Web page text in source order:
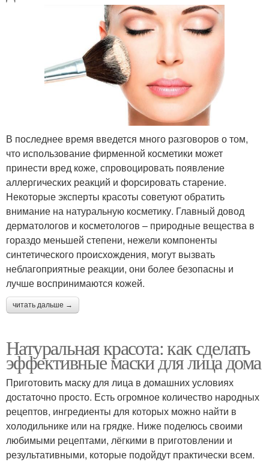
В последнее время введется много разговоров о том,
что использование фирменной косметики может
принести вред коже, спровоцировать появление
аллергических реакций и форсировать старение.
Некоторые эксперты красоты советуют обратить
внимание на натуральную косметику. Главный довод
дерматологов и косметологов – природные вещества в
гораздо меньшей степени, нежели компоненты
синтетического происхождения, могут вызвать
неблагоприятные реакции, они более безопасны и
лучше воспринимаются кожей.
читать дальше →
Натуральная красота: как сделать
эффективные маски для лица дома
Приготовить маску для лица в домашних условиях
достаточно просто. Есть огромное количество народных
рецептов, ингредиенты для которых можно найти в
холодильнике или на грядке. Ниже поделюсь своими
любимыми рецептами, лёгкими в приготовлении и
результативными, которые подойдут практически всем.